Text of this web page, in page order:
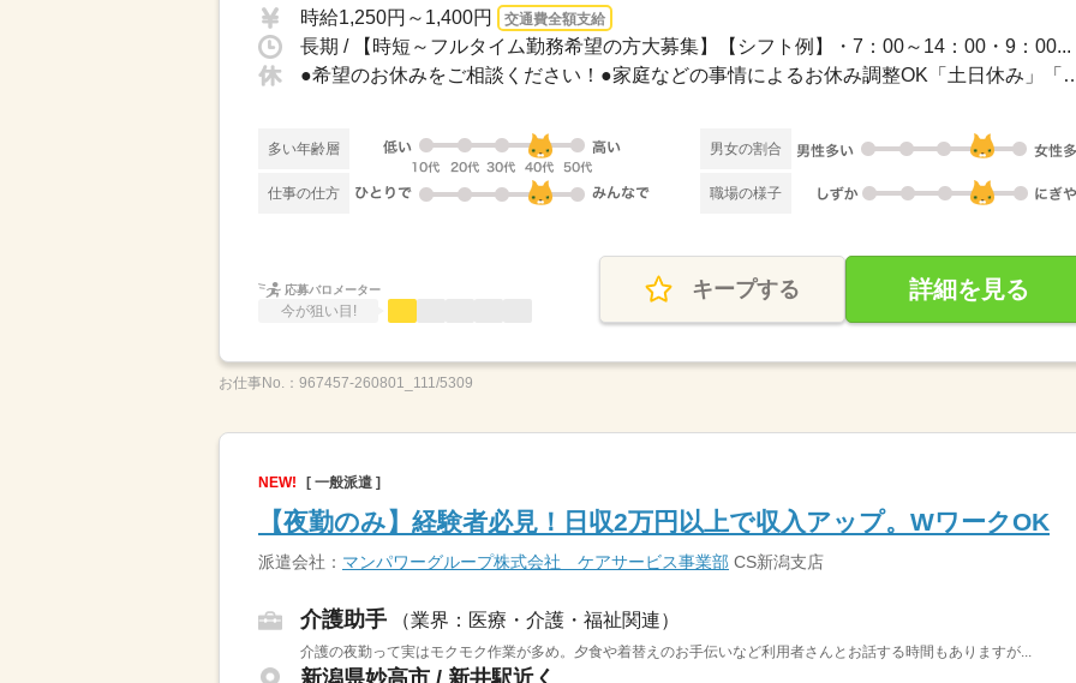
時給1,250円～1,400円 交通費全額支給
長期 / 【時短～フルタイム勤務希望の方大募集】【シフト例】・7：00～14：00・9：00...
●希望のお休みをご相談ください！●家庭
多い年齢層 男女の割合
仕事の仕方 職場の様子
応募バロメーター
今が狙い目!
キープする 詳細を見る
お仕事No.： 967457-260801_111/5309
NEW! [ 一般派遣 ]
【夜勤のみ】経験者必見！日収2万円以上で収入アップ。WワークOK
派遣会社： マンパワーグループ株式会社 ケアサービス事業部 CS新潟支店
介護助手 （業界：医療・介護・福祉関連）
介護の夜勤って実はモクモク作業が多め。夕食や着替えのお手伝いなど利用者さんとお話する時間もありますが...
新潟県妙高市 / 新井駅近く